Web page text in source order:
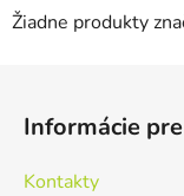
Žiadne produkty
Informácie
Kontakty